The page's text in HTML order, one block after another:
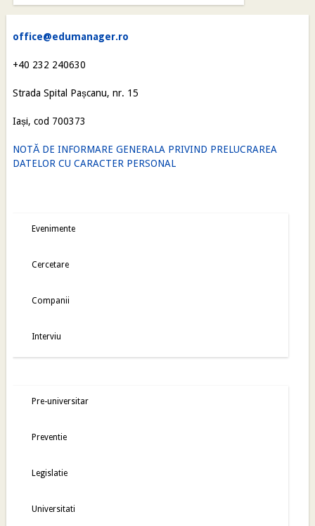
office@edumanager.ro
+40 232 240630
Strada Spital Pașcanu, nr. 15
Iași, cod 700373
NOTĂ DE INFORMARE GENERALA PRIVIND PRELUCRAREA
DATELOR CU CARACTER PERSONAL
Evenimente
Cercetare
Companii
Interviu
Pre-universitar
Preventie
Legislatie
Universitati